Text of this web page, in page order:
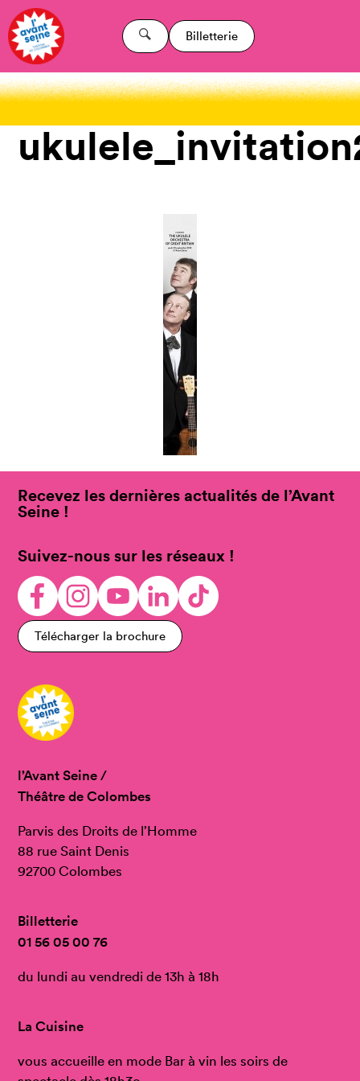
Billetterie
Recevez les dernières actualités de l’Avant
Seine !
Suivez-nous sur les réseaux !
Télécharger la brochure
l’Avant Seine /
Théâtre de Colombes
Parvis des Droits de l’Homme
88 rue Saint Denis
92700 Colombes
Billetterie
01 56 05 00 76
du lundi au vendredi de 13h à 18h
La Cuisine
vous accueille en mode Bar à vin les soirs de